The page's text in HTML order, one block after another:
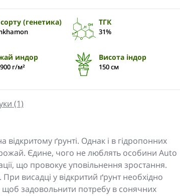
(генетика) ТГК
31%
индор
г/м²
Висота індор
150 см
(1)
ґрунті. Однак і в гідропонних
Єдине, чого не люблять особини Auto
що провокує уповільнення зростання.
висадці у відкритий ґрунт необхідно
щоб задовольнити потребу в сонячних